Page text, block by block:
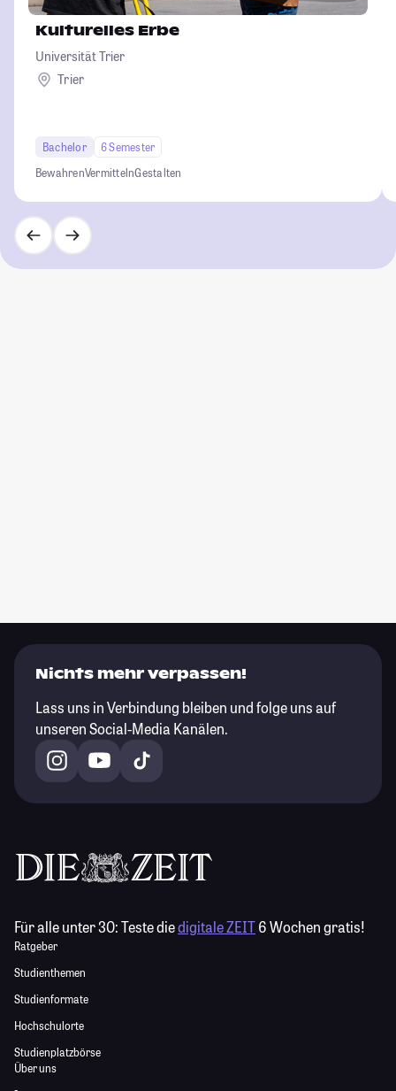
Kulturelles Erbe
Universität Trier
Trier
Bachelor
6 Semester
BewahrenVermittelnGestalten
Nichts mehr verpassen!
Lass uns in Verbindung bleiben und folge uns auf
unseren Social-Media Kanälen.
Für alle unter 30:Teste diedigitale ZEIT6 Wochen gratis!
Ratgeber
Studienthemen
Studienformate
Hochschulorte
Studienplatzbörse
Über uns